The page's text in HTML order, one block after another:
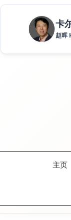
主页